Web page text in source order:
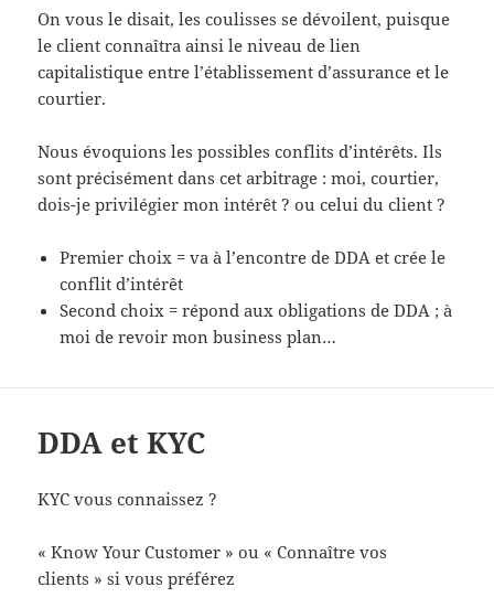
On vous le disait, les coulisses se dévoilent, puisque
le client connaîtra ainsi le niveau de lien
capitalistique entre l’établissement d’assurance et le
courtier.
Nous évoquions les possibles conflits d’intérêts. Ils
sont précisément dans cet arbitrage : moi, courtier,
dois-je privilégier mon intérêt ? ou celui du client ?
Premier choix = va à l’encontre de DDA et crée le
conflit d’intérêt
Second choix = répond aux obligations de DDA ; à
moi de revoir mon business plan…
DDA et KYC
KYC vous connaissez ?
« Know Your Customer » ou « Connaître vos
clients » si vous préférez